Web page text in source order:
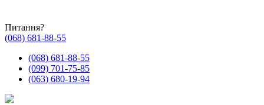
Питання?
(068) 681-88-55
(068) 681-88-55
(099) 701-75-85
(063) 680-19-94